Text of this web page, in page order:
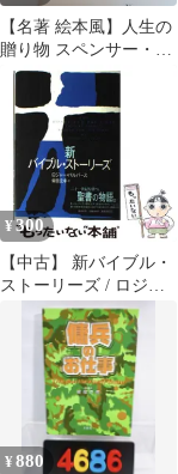
【名著 絵本風】人生の
贈り物 スペンサー・ジ
ョンソン
¥ 300
【中古】 新バイブル・
ストーリーズ / ロジャ
ー・パルバース、柴田
元幸 / 集英社
¥880